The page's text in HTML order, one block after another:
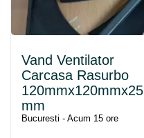
Vand Ventilator
Carcasa Rasurbo
120mmx120mmx25
mm
Bucuresti - Acum 15 ore